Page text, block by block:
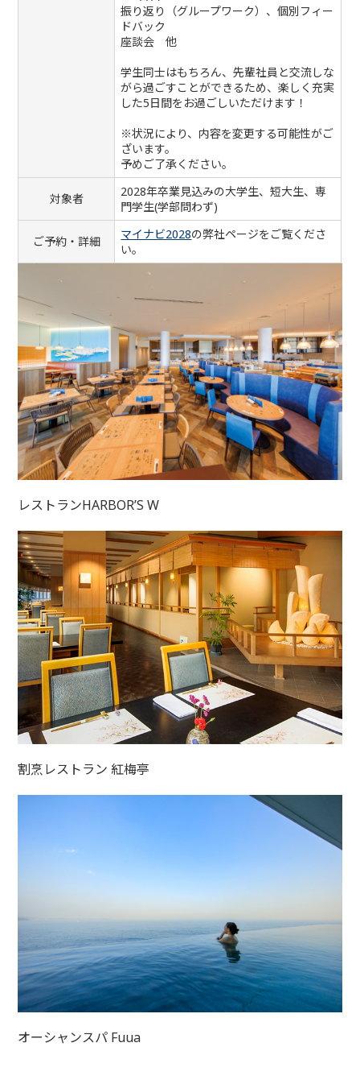
振り返り（グループワーク）、個別フィー
ドバック
座談会 他
学生同士はもちろん、先輩社員と交流しな
がら過ごすことができるため、楽しく充実
した5日間をお過ごしいただけます！
※状況により、内容を変更する可能性がご
ざいます。
予めご了承ください。
対象者
2028年卒業見込みの大学生、短大生、専
門学生(学部問わず)
ご予約・詳細 マイナビ2028の弊社ページをご覧くださ
い。
レストランHARBOR’S W
割烹レストラン 紅梅亭
オーシャンスパ Fuua